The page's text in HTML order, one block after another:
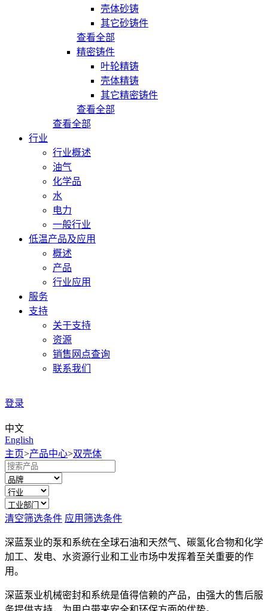
壳体砂铸
其它砂铸件
查看全部
精密铸件
叶轮精铸
壳体精铸
其它精密铸件
查看全部
查看全部
行业
行业概述
油气
化学品
水
电力
一般行业
低温产品及应用
概述
产品
行业应用
服务
支持
关于支持
资源
销售网点查询
联系我们
登录
中文
English
主页>产品中心>双壳体
清空筛选条件 应用筛选条件
深蓝泵业的泵和系统在全球石油和天然气、碳氢化合物和化学
加工、发电、水资源行业和工业市场中发挥着至关重要的作
用。
深蓝泵业机械密封和系统是值得信赖的产品，由强大的售后服